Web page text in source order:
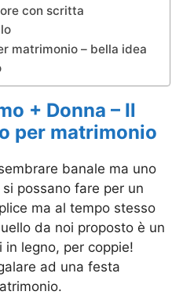
con scritta
matrimonio – bella idea
+ Donna – Il
per matrimonio
banale ma uno
possano fare per un
ma al tempo stesso
da noi proposto è un
legno, per coppie!
ad una festa